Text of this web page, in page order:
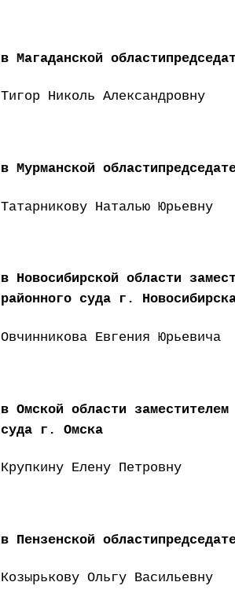
в Магаданской
Тигор Николь Александровну
в Мурманской
Татарникову Наталью Юрьевну
в Новосибирской области
районного суда г.
Овчинникова Евгения Юрьевича
в Омской области
суда г. Омска
Крупкину Елену Петровну
в Пензенской
Козырькову Ольгу Васильевну